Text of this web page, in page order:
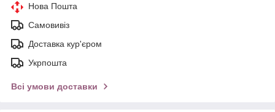
Нова Пошта
Самовивіз
Доставка кур'єром
Укрпошта
Всі умови доставки